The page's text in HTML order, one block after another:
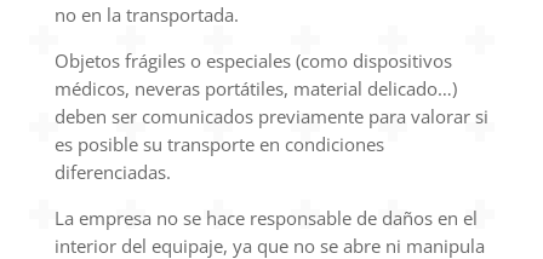
no en la transportada.
Objetos frágiles o especiales (como dispositivos
médicos, neveras portátiles, material delicado…)
deben ser comunicados previamente para valorar si
es posible su transporte en condiciones
diferenciadas.
La empresa no se hace responsable de daños en el
interior del equipaje, ya que no se abre ni manipula